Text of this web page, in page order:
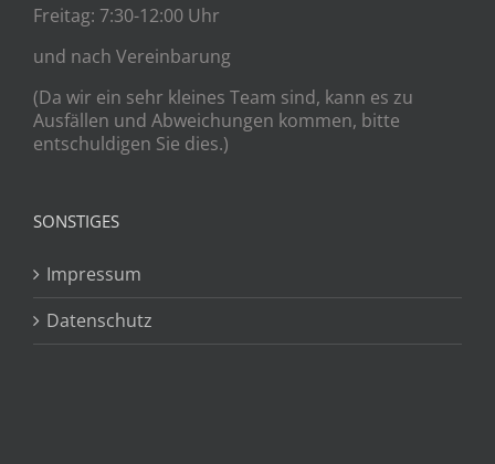
Freitag: 7:30-12:00 Uhr
und nach Vereinbarung
(Da wir ein sehr kleines Team sind, kann es zu
Ausfällen und Abweichungen kommen, bitte
entschuldigen Sie dies.)
SONSTIGES
Impressum
Datenschutz